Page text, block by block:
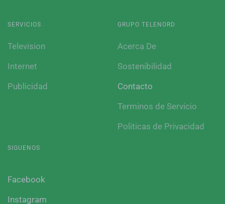
SERVICIOS
Television
Internet
Publicidad
GRUPO TELENORD
Acerca De
Sostenibilidad
Contacto
Terminos de Servicio
Politicas de Privacidad
SIGUENOS
Facebook
Instagram